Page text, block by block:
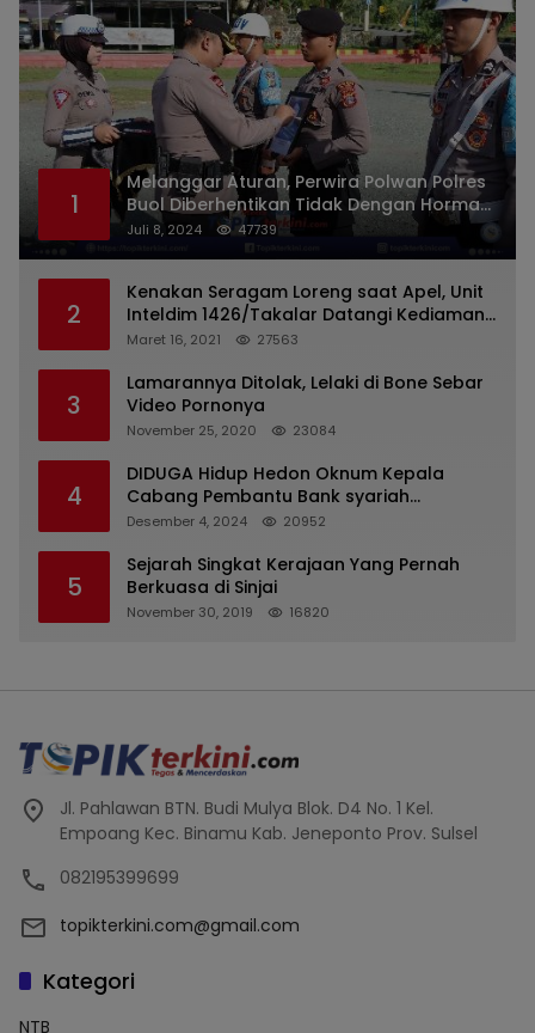
1
Melanggar Aturan, Perwira Polwan Polres
Buol Diberhentikan Tidak Dengan Hormat
Dari Dinas Kepolisian
Juli 8, 2024 47739
2
Kenakan Seragam Loreng saat Apel, Unit
Inteldim 1426/Takalar Datangi Kediaman
Kasatpol PP
Maret 16, 2021 27563
3
Lamarannya Ditolak, Lelaki di Bone Sebar
Video Pornonya
November 25, 2020 23084
4
DIDUGA Hidup Hedon Oknum Kepala
Cabang Pembantu Bank syariah
Indonesia Unit Hasan Basri di Banjarmasin
Milyaran Rupiah dan Bilyet Giro Tidak
Terdaftar, OJK Kalsel : Bertemu Tanggal 11
Desember 4, 2024 20952
5
Sejarah Singkat Kerajaan Yang Pernah
Berkuasa di Sinjai
November 30, 2019 16820
Jl. Pahlawan BTN. Budi Mulya Blok. D4 No. 1 Kel.
Empoang Kec. Binamu Kab. Jeneponto Prov. Sulsel
082195399699
topikterkini.com@gmail.com
Kategori
NTB